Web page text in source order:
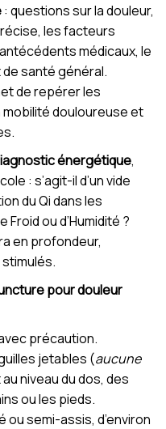
: questions sur la douleur,
les facteurs
médicaux, le
de santé général.
de repérer les
douloureuse et
énergétique,
: s’agit-il d’un vide
du Qi dans les
ou d’Humidité ?
en profondeur,
pour douleur
précaution.
jetables (aucune
niveau du dos, des
ou les pieds.
semi-assis, d’environ